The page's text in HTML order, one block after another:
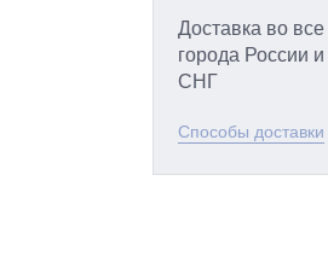
Доставка во все
города России и
СНГ
Способы доставки